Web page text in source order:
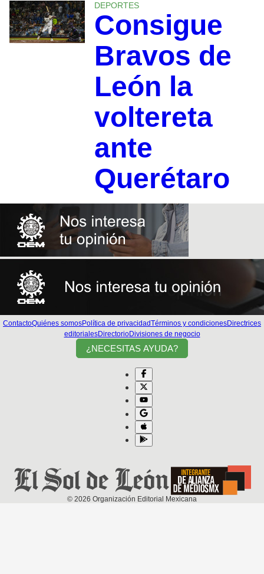
DEPORTES
Consigue
Bravos de
León la
voltereta
ante
Querétaro
ContactoQuiénes somosPolítica de privacidadTérminos y condicionesDirectrices
editorialesDirectorioDivisiones de negocio
¿NECESITAS AYUDA?
© 2026 Organización Editorial Mexicana